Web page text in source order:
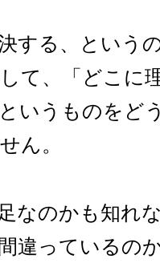
する、という
て、「どこに
いうものをど
ん。
なのかも知れ
違っているの